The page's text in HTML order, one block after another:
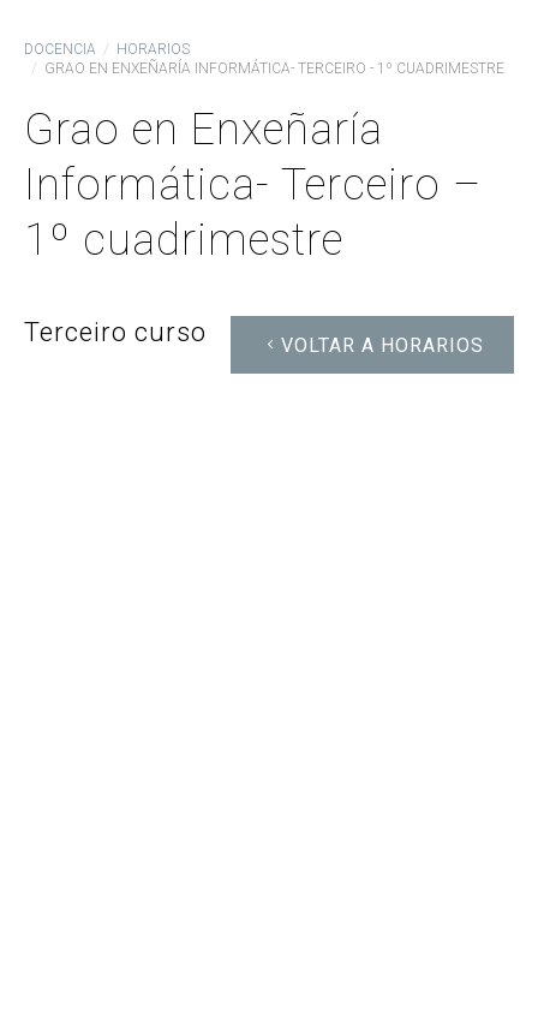
DOCENCIA
HORARIOS
GRAO EN ENXEÑARÍA INFORMÁTICA- TERCEIRO - 1º CUADRIMESTRE
Grao en Enxeñaría
Informática- Terceiro –
1º cuadrimestre
VOLTAR A HORARIOS
Terceiro curso